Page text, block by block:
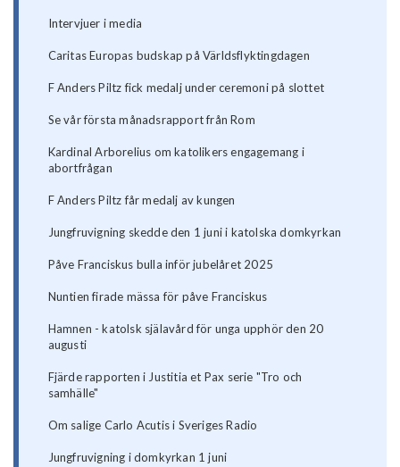
Intervjuer i media
Caritas Europas budskap på Världsflyktingdagen
F Anders Piltz fick medalj under ceremoni på slottet
Se vår första månadsrapport från Rom
Kardinal Arborelius om katolikers engagemang i
abortfrågan
F Anders Piltz får medalj av kungen
Jungfruvigning skedde den 1 juni i katolska domkyrkan
Påve Franciskus bulla inför jubelåret 2025
Nuntien firade mässa för påve Franciskus
Hamnen - katolsk själavård för unga upphör den 20
augusti
Fjärde rapporten i Justitia et Pax serie "Tro och
samhälle"
Om salige Carlo Acutis i Sveriges Radio
Jungfruvigning i domkyrkan 1 juni